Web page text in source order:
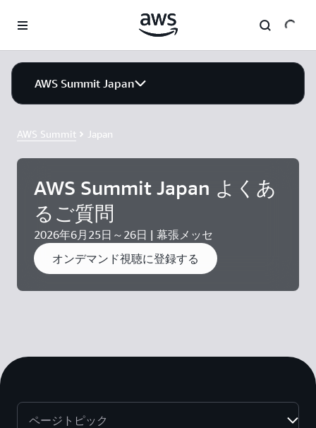
AWS Summit Japan
AWS Summit Japan
AWS Summit Japan よくあ
るご質問
2026年6月25日～26日 | 幕張メッセ
オンデマンド視聴に登録する
ページトピック